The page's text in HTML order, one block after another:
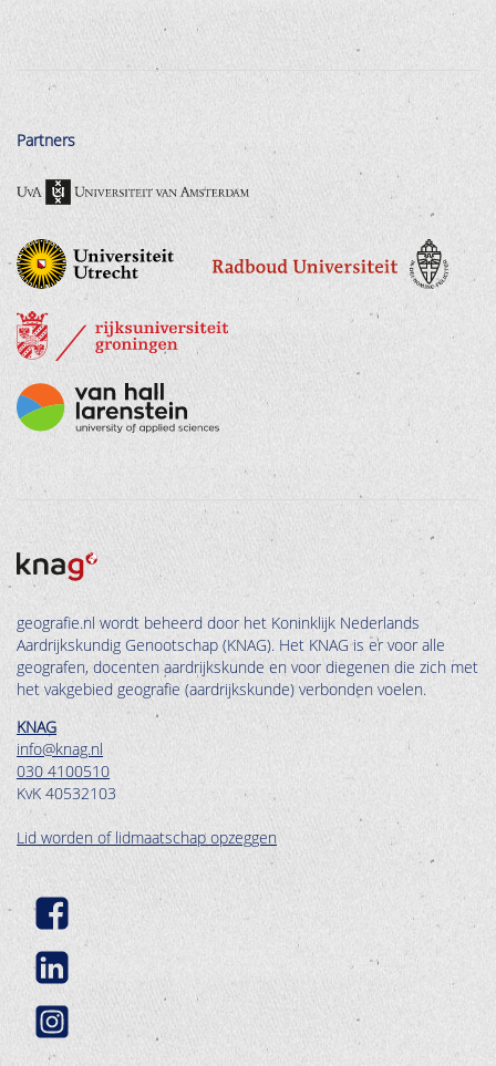
Partners
geografie.nl wordt beheerd door het Koninklijk Nederlands
Aardrijkskundig Genootschap (KNAG). Het KNAG is er voor alle
geografen, docenten aardrijkskunde en voor diegenen die zich met
het vakgebied geografie (aardrijkskunde) verbonden voelen.
KNAG
info@knag.nl
030 4100510
KvK 40532103
Lid worden of lidmaatschap opzeggen